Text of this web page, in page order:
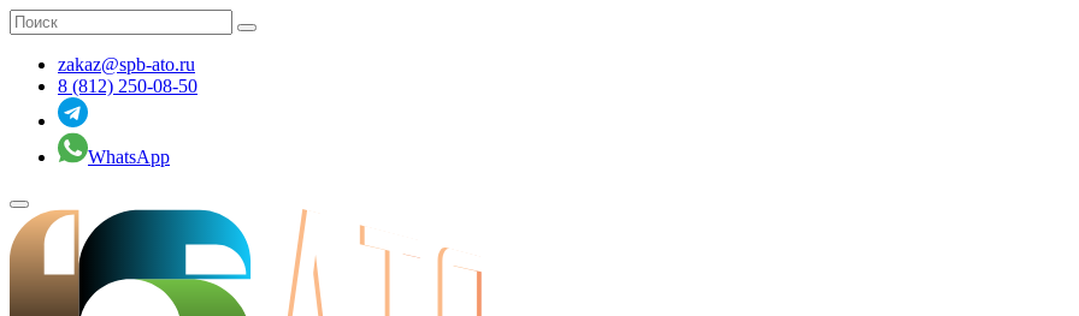
zakaz@spb-ato.ru
8 (812) 250-08-50
WhatsApp